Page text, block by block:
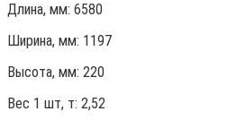
Длина, мм: 6580
Ширина, мм: 1197
Высота, мм: 220
Вес 1 шт, т: 2,52